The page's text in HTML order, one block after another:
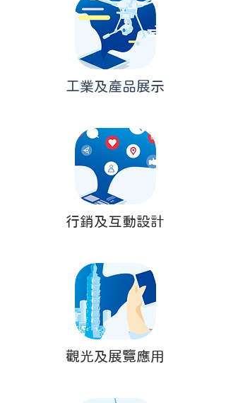
工業及產品展示
行銷及互動設計
觀光及展覽應用